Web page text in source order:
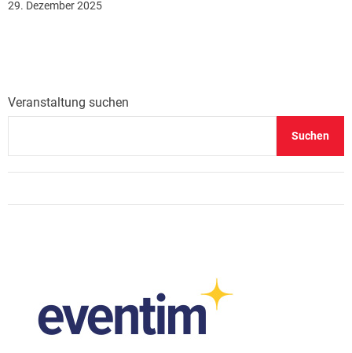
29. Dezember 2025
Veranstaltung suchen
Suchen